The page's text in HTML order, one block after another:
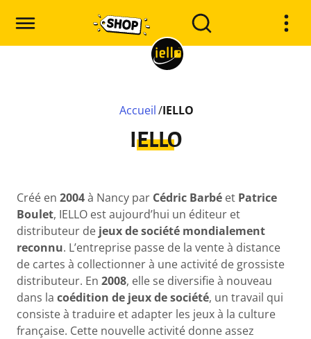
Accueil /IELLO
IELLO
Créé en2004à Nancy par Cédric Barbé et Patrice
Boulet, IELLO est aujourd’hui un éditeur et
distributeur de jeux de société mondialement
reconnu. L’entreprise passe de la vente à distance
de cartes à collectionner à une activité de grossiste
distributeur. En2008, elle se diversifie à nouveau
dans lacoédition de jeux de société, un travail qui
consiste à traduire et adapter les jeux à la culture
française. Cette nouvelle activité donne assez